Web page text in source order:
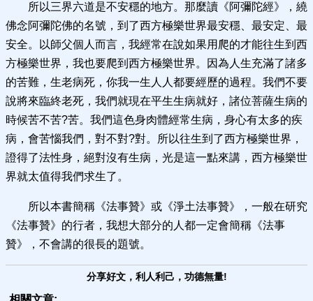
所以三界六道是不安穩的地方。那麼讀《阿彌陀經》，繞
佛念阿彌陀佛的名號，到了西方極樂世界最安穩、最安定、最
安全。以師父個人而言，我經常在說如果用爬的才能往生到西
方極樂世界，我也要爬到西方極樂世界。因為人生充滿了諸多
的苦難，生老病死，你我一生人人都要經歷的過程。我們不要
說將來臨終老死，我們就現在平生生病就好，諸位菩薩生病的
時候苦不苦?苦。我們這色身肉體經常生病，身心有太多的疾
病，會苦惱我們，對不對?對。所以往生到了西方極樂世界，
證得了法性身，絕對沒有生病，光是這一點來講，西方極樂世
界就太值得我們求生了。
所以本書簡稱《法事贊》或《淨土法事贊》，一般在研究
《法事贊》的行者，我想大部分的人都一定會簡稱《法事
贊》，不會講的很長的題號。
分享好文，利人利己，功德無量!